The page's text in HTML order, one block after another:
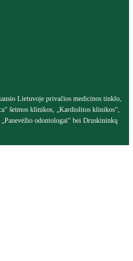
Lietuvoje privačios medicinos tinklo,
šeimos klinikos, „Kardiolitos klinikos“,
odontologai“ bei Druskininkų